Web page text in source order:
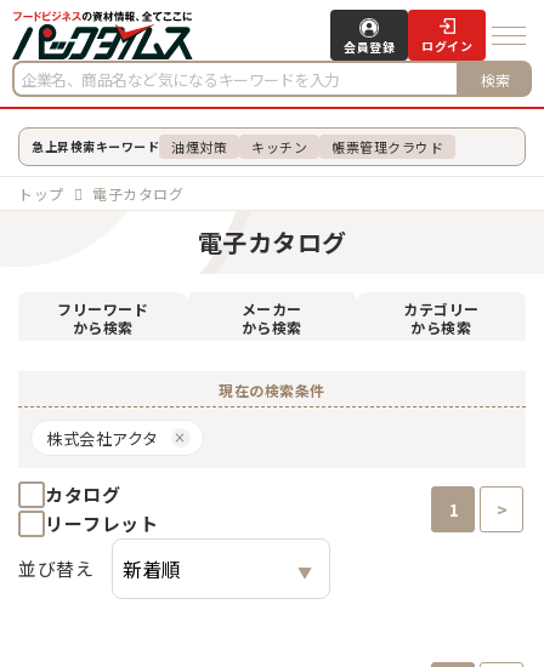
検索
会員登録 ログイン
急上昇検索キーワード 油煙対策 キッチン 帳票管理クラウド
トップ 電子カタログ
電子カタログ
フリーワード
から検索
メーカー
から検索
カテゴリー
から検索
現在の検索条件
株式会社アクタ
カタログ
リーフレット
1 >
並び替え